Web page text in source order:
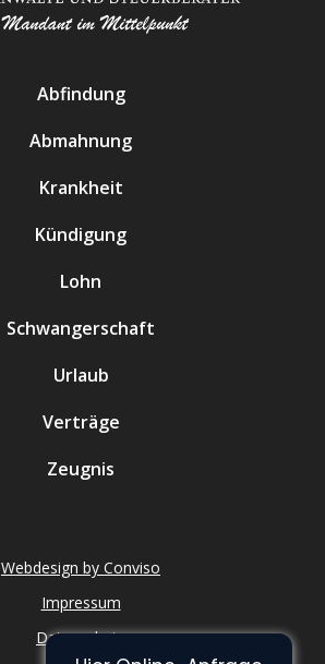
Abfindung
Abmahnung
Krankheit
Kündigung
Lohn
Schwangerschaft
Urlaub
Verträge
Zeugnis
Webdesign by Conviso
Impressum
Datenschutz